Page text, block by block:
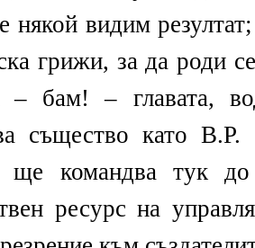
някой видим
грижи, за да роди
бам! – главата,
същество като
ще командва тук до
ресурс на